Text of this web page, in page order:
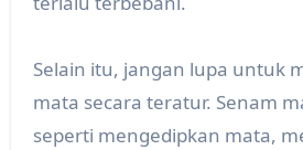
Selain itu, jangan lupa untuk
mata secara teratur. Senam
seperti mengedipkan mata,